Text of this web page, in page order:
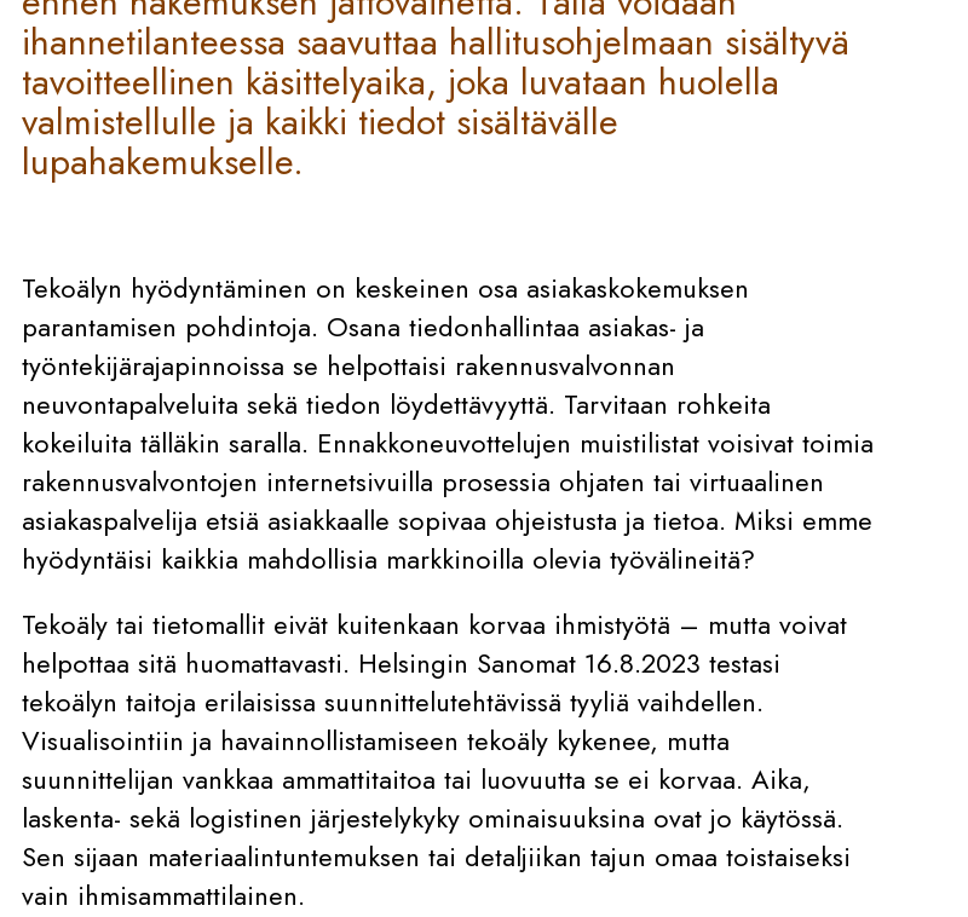
ihannetilanteessa saavuttaa hallitusohjelmaan sisältyvä
tavoitteellinen käsittelyaika, joka luvataan huolella
valmistellulle ja kaikki tiedot sisältävälle
lupahakemukselle.
Tekoälyn hyödyntäminen on keskeinen osa asiakaskokemuksen
parantamisen pohdintoja. Osana tiedonhallintaa asiakas- ja
työntekijärajapinnoissa se helpottaisi rakennusvalvonnan
neuvontapalveluita sekä tiedon löydettävyyttä. Tarvitaan rohkeita
kokeiluita tälläkin saralla. Ennakkoneuvottelujen muistilistat voisivat toimia
rakennusvalvontojen internetsivuilla prosessia ohjaten tai virtuaalinen
asiakaspalvelija etsiä asiakkaalle sopivaa ohjeistusta ja tietoa. Miksi emme
hyödyntäisi kaikkia mahdollisia markkinoilla olevia työvälineitä?
Tekoäly tai tietomallit eivät kuitenkaan korvaa ihmistyötä – mutta voivat
helpottaa sitä huomattavasti. Helsingin Sanomat 16.8.2023 testasi
tekoälyn taitoja erilaisissa suunnittelutehtävissä tyyliä vaihdellen.
Visualisointiin ja havainnollistamiseen tekoäly kykenee, mutta
suunnittelijan vankkaa ammattitaitoa tai luovuutta se ei korvaa. Aika,
laskenta- sekä logistinen järjestelykyky ominaisuuksina ovat jo käytössä.
Sen sijaan materiaalintuntemuksen tai detaljiikan tajun omaa toistaiseksi
vain ihmisammattilainen.